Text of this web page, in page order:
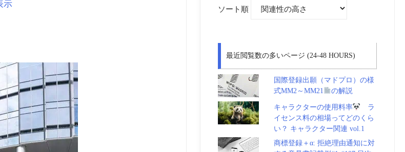
示
ソート順
最近閲覧数の多いページ (24-48 HOURS)
国際登録出願（マドプロ）の様
式MM2～MM21
の解説
キャラクターの使用料率
ラ
イセンス料の相場ってどのくら
い？ キャラクター関連 vol.1
商標登録＋α: 拒絶理由通知に対